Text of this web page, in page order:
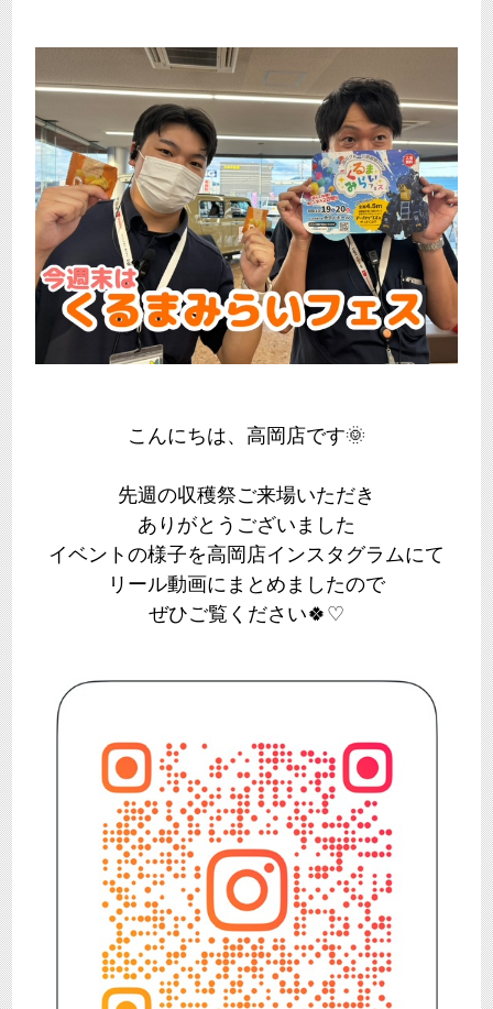
こんにちは、高岡店です🌞
先週の収穫祭ご来場いただき
ありがとうございました
イベントの様子を高岡店インスタグラムにて
リール動画にまとめましたので
ぜひご覧ください🍀♡